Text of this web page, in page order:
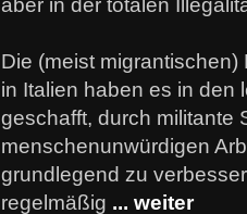
aber in der totalen
Die (meist
in Italien haben es in den
geschafft, durch militante
menschenunwürdigen
grundlegend zu
regelmäßig ... weiter